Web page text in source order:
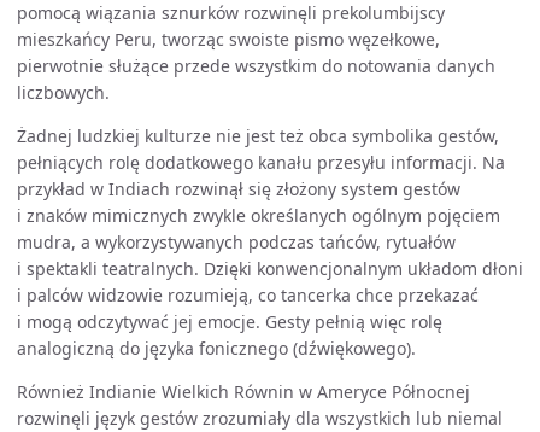
pomocą wiązania sznurków rozwinęli prekolumbijscy
mieszkańcy Peru, tworząc swoiste pismo węzełkowe,
pierwotnie służące przede wszystkim do notowania danych
liczbowych.
Żadnej ludzkiej kulturze nie jest też obca symbolika gestów,
pełniących rolę dodatkowego kanału przesyłu informacji. Na
przykład w Indiach rozwinął się złożony system gestów
i znaków mimicznych zwykle określanych ogólnym pojęciem
mudra, a wykorzystywanych podczas tańców, rytuałów
i spektakli teatralnych. Dzięki konwencjonalnym układom dłoni
i palców widzowie rozumieją, co tancerka chce przekazać
i mogą odczytywać jej emocje. Gesty pełnią więc rolę
analogiczną do języka fonicznego (dźwiękowego).
Również Indianie Wielkich Równin w Ameryce Północnej
rozwinęli język gestów zrozumiały dla wszystkich lub niemal